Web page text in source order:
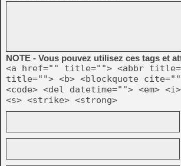
NOTE - Vous pouvez utilisez ces tags et
<a href="" title=""> <abbr
title=""> <b> <blockquote
<code> <del datetime=""> <em>
<s> <strike> <strong>